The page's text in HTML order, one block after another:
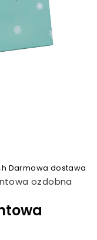
Darmowa dostawa
ozdobna